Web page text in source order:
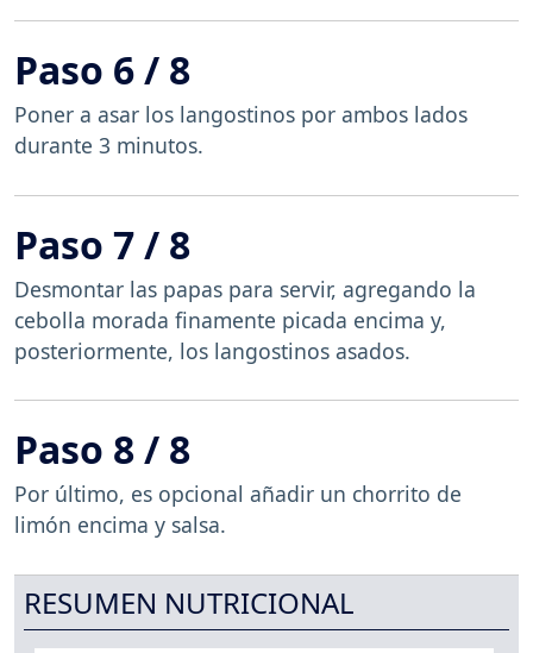
Paso 6 / 8
Poner a asar los langostinos por ambos lados
durante 3 minutos.
Paso 7 / 8
Desmontar las papas para servir, agregando la
cebolla morada finamente picada encima y,
posteriormente, los langostinos asados.
Paso 8 / 8
Por último, es opcional añadir un chorrito de
limón encima y salsa.
RESUMEN NUTRICIONAL